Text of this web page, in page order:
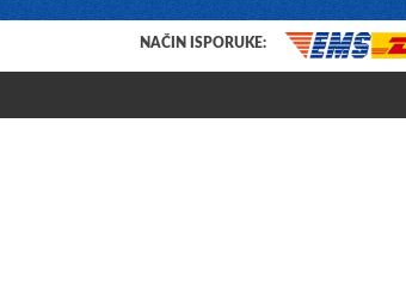
NAČIN ISPORUKE: